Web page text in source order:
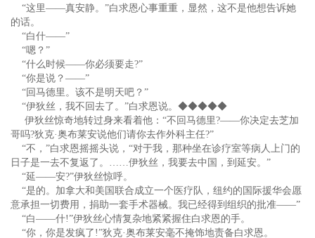
“这里——真安静。”白求恩心事重重，显然，这不是他想告诉她
的话。
“白什——”
“嗯？”
“什么时候——你必须要走?”
“你是说？——”
“回马德里。该不是明天吧？”
“伊狄丝，我不回去了。”白求恩说。◆◆◆◆◆
伊狄丝惊奇地转过身来看着他：“不回马德里?——你决定去芝加
哥吗?狄克·奥布莱安说他们请你去作外科主任?”
“不，”白求恩摇摇头说，“对于我，那种坐在诊疗室等病人上门的
日子是一去不复返了。……伊狄丝，我要去中国，到延安。”
“延——安?”伊狄丝惊呼。
“是的。加拿大和美国联合成立一个医疗队，纽约的国际援华会愿
意承担一切费用，捐助一套手术器械。我已经得到组织的批准——”
“白——什!”伊狄丝心情复杂地紧紧握住白求恩的手。
“你，你是发疯了!”狄克·奥布莱安毫不掩饰地责备白求恩。